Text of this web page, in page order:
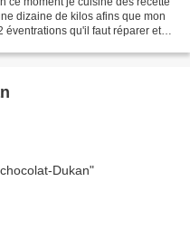
dizaine de kilos afins que mon
éventrations qu'il faut réparer et